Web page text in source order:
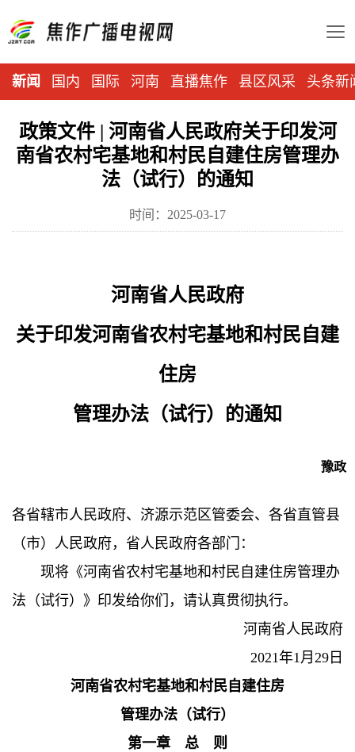
新闻 国内 国际 河南 直播焦作 县区风采 头条新
政策文件 | 河南省人民政府关于印发河
南省农村宅基地和村民自建住房管理办
法（试行）的通知
时间：2025-03-17
河南省人民政府
关于印发河南省农村宅基地和村民自建
住房
管理办法（试行）的通知
豫政
各省辖市人民政府、济源示范区管委会、各省直管县
（市）人民政府，省人民政府各部门：
现将《河南省农村宅基地和村民自建住房管理办
法（试行）》印发给你们，请认真贯彻执行。
河南省人民政府
2021年1月29日
河南省农村宅基地和村民自建住房
管理办法（试行）
第一章 总 则